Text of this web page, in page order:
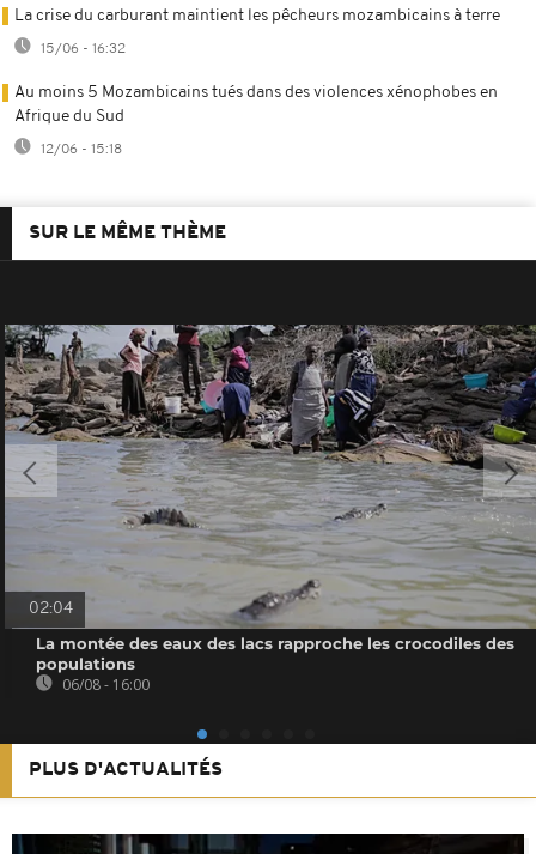
La crise du carburant maintient les pêcheurs mozambicains à terre
15/06 - 16:32
Au moins 5 Mozambicains tués dans des violences xénophobes en
Afrique du Sud
12/06 - 15:18
SUR LE MÊME THÈME
02:04
La montée des eaux des lacs rapproche les crocodiles des
populations
06/08 - 16:00
PLUS D'ACTUALITÉS